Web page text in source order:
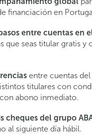
financiación en
entre cuentas en
que seas titular gratis y
entre cuentas
titulares con
abono inmediato.
cheques del grupo
al siguiente día hábil.